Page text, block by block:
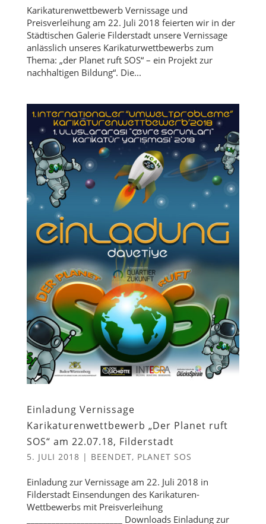
Karikaturenwettbewerb Vernissage und
Preisverleihung am 22. Juli 2018 feierten wir in der
Städtischen Galerie Filderstadt unsere Vernissage
anlässlich unseres Karikaturwettbewerbs zum
Thema: „der Planet ruft SOS“ – ein Projekt zur
nachhaltigen Bildung“. Die...
Einladung Vernissage
Karikaturenwettbewerb „Der Planet ruft
SOS“ am 22.07.18, Filderstadt
5. JULI 2018 | BEENDET, PLANET SOS
Einladung zur Vernissage am 22. Juli 2018 in
Filderstadt Einsendungen des Karikaturen-
Wettbewerbs mit Preisverleihung
_______________________ Downloads Einladung zur